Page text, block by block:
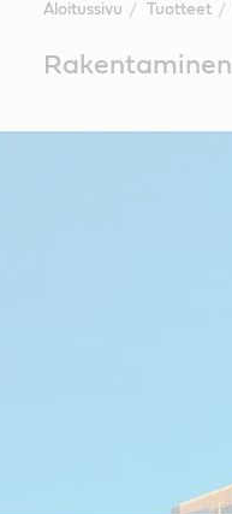
Aloitussivu Tuotteet
ContentRakentaminen